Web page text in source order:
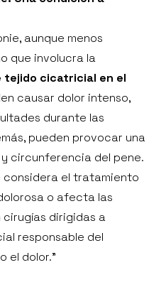
aunque menos
que involucra la
tejido cicatricial en el
causar dolor intenso,
durante las
pueden provocar una
circunferencia del pene.
considera el tratamiento
o afecta las
cirugías dirigidas a
responsable del
el dolor.”